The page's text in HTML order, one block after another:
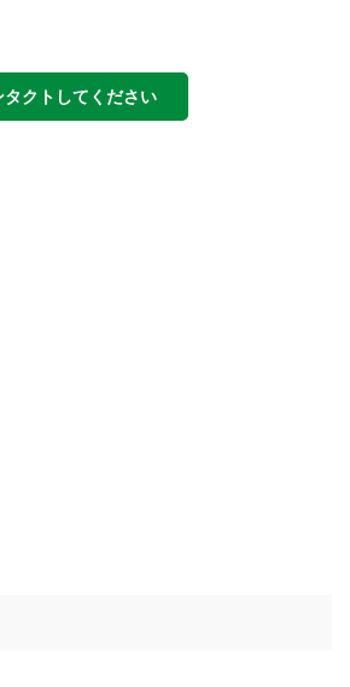
タクトしてください